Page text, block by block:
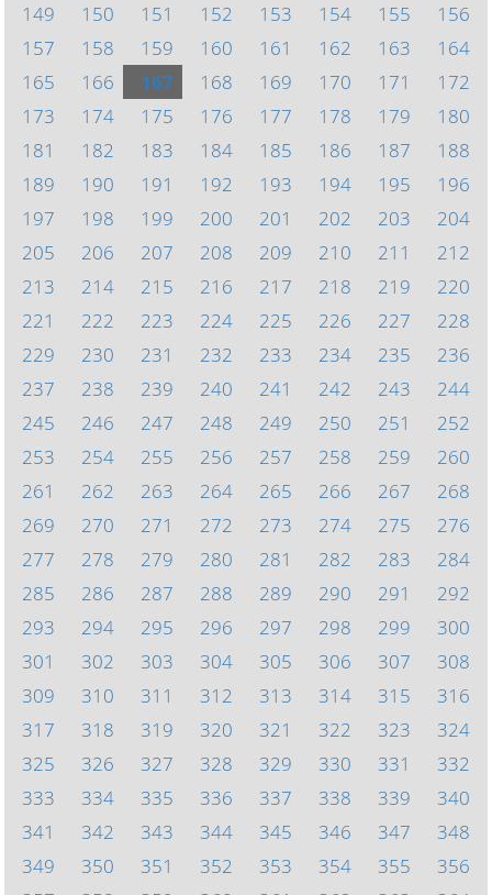
149
150 151 152 153 154 155
156
157
158 159 160 161 162 163
164
165
166 167 168 169 170 171
172
173
174 175 176 177 178 179
180
181
182 183 184 185 186 187
188
189
190 191 192 193 194 195
196
197
198 199 200 201 202 203
204
205
206 207 208 209 210 211
212
213
214 215 216 217 218 219
220
221
222 223 224 225 226 227
228
229
230 231 232 233 234 235
236
237
238 239 240 241 242 243
244
245
246 247 248 249 250 251
252
253
254 255 256 257 258 259
260
261
262 263 264 265 266 267
268
269
270 271 272 273 274 275
276
277
278 279 280 281 282 283
284
285
286 287 288 289 290 291
292
293
294 295 296 297 298 299
300
301
302 303 304 305 306 307
308
309
310 311 312 313 314 315
316
317
318 319 320 321 322 323
324
325
326 327 328 329 330 331
332
333
334 335 336 337 338 339
340
341
342 343 344 345 346 347
348
349
350 351 352 353 354 355
356